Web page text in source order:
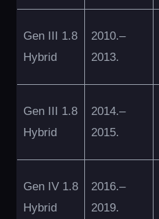
Gen III 1.8
Hybrid
2010.–
2013.
Gen III 1.8
Hybrid
2014.–
2015.
Gen IV 1.8
Hybrid
2016.–
2019.